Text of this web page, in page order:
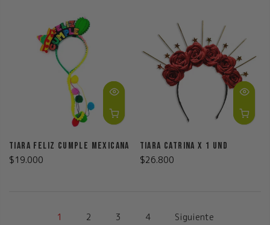
Tiara Feliz Cumple Mexicana
$19.000
Tiara Catrina X 1 Und
$26.800
1 2 3 4 Siguiente